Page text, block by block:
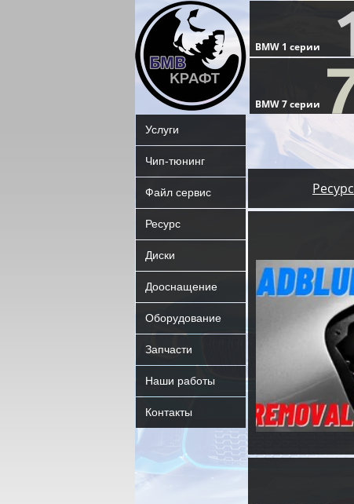
Услуги
Чип-тюнинг
Файл сервис
Ресурс
Диски
Дооснащение
Оборудование
Запчасти
Наши работы
Контакты
Ресурс